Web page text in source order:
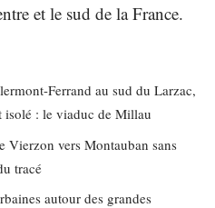
et le sud de la France.
Ferrand au sud du Larzac,
isolé : le viaduc de Millau
Vierzon vers Montauban sans
tracé
autour des grandes